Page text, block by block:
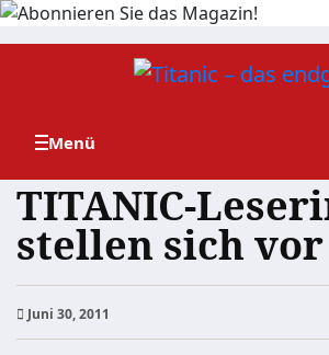
Zum
TITANIC-
stellen sich vor
Juni 30, 2011